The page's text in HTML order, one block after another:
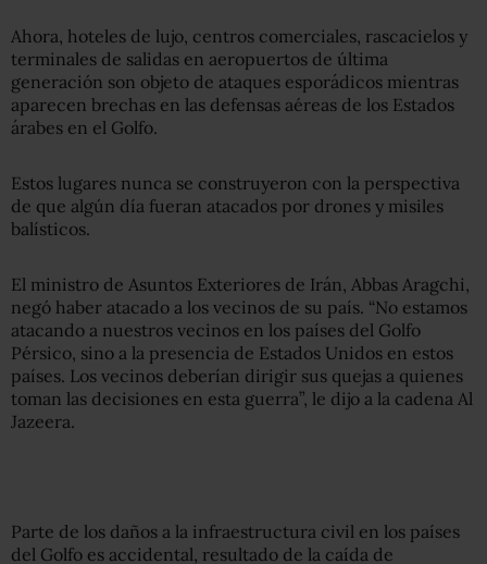
Ahora, hoteles de lujo, centros comerciales, rascacielos y
terminales de salidas en aeropuertos de última
generación son objeto de ataques esporádicos mientras
aparecen brechas en las defensas aéreas de los Estados
árabes en el Golfo.
Estos lugares nunca se construyeron con la perspectiva
de que algún día fueran atacados por drones y misiles
balísticos.
El ministro de Asuntos Exteriores de Irán, Abbas Aragchi,
negó haber atacado a los vecinos de su país. “No estamos
atacando a nuestros vecinos en los países del Golfo
Pérsico, sino a la presencia de Estados Unidos en estos
países. Los vecinos deberían dirigir sus quejas a quienes
toman las decisiones en esta guerra”, le dijo a la cadena Al
Jazeera.
Parte de los daños a la infraestructura civil en los países
del Golfo es accidental, resultado de la caída de